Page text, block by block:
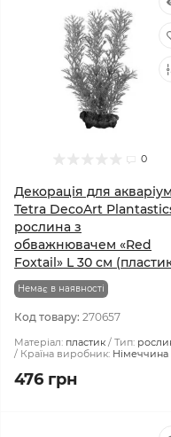
0
Декорація для
Tetra DecoArt
рослина з
обважнювачем «Red
Foxtail» L 30 см
Немає в наявності
Код товару: 270657
Матеріал: пластик Тип:
Країна виробник: Німеччина
476 грн